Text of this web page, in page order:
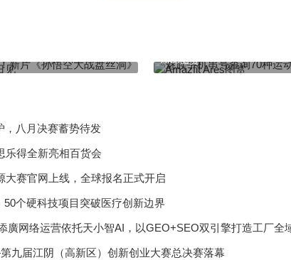
Ares图赏
，八月决赛蓄势待发
乐得全新亮相百货会
大赛官网上线，全球报名正式开启
50个硬科技项目突破医疗创新边界
廣网络运营依托天小智AI，以GEO+SEO双引擎打造工厂全
九届江阴（高新区）创新创业大赛总决赛落幕